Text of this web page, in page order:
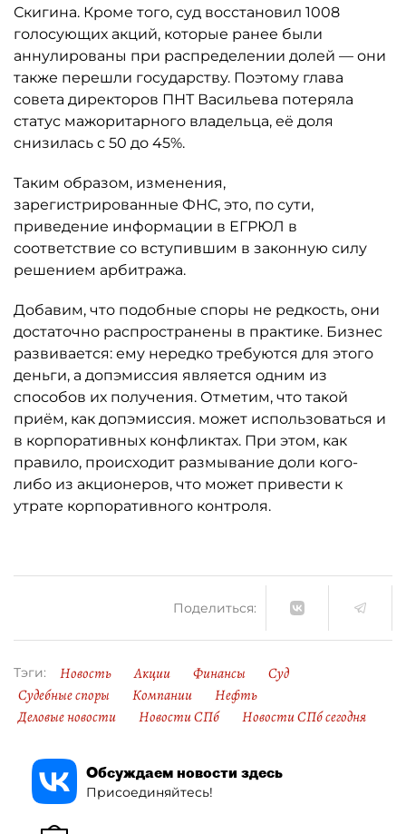
Скигина. Кроме того, суд восстановил 1008
голосующих акций, которые ранее были
аннулированы при распределении долей — они
также перешли государству. Поэтому глава
совета директоров ПНТ Васильева потеряла
статус мажоритарного владельца, её доля
снизилась с 50 до 45%.
Таким образом, изменения,
зарегистрированные ФНС, это, по сути,
приведение информации в ЕГРЮЛ в
соответствие со вступившим в законную силу
решением арбитража.
Добавим, что подобные споры не редкость, они
достаточно распространены в практике. Бизнес
развивается: ему нередко требуются для этого
деньги, а допэмиссия является одним из
способов их получения. Отметим, что такой
приём, как допэмиссия. может использоваться и
в корпоративных конфликтах. При этом, как
правило, происходит размывание доли кого-
либо из акционеров, что может привести к
утрате корпоративного контроля.
Поделиться:
Тэги: Новость Акции Финансы
Суд
Судебные споры
Компании
Нефть
Деловые новости
Новости СПб Новости СПб сегодня
Обсуждаем новости здесь
Присоединяйтесь!